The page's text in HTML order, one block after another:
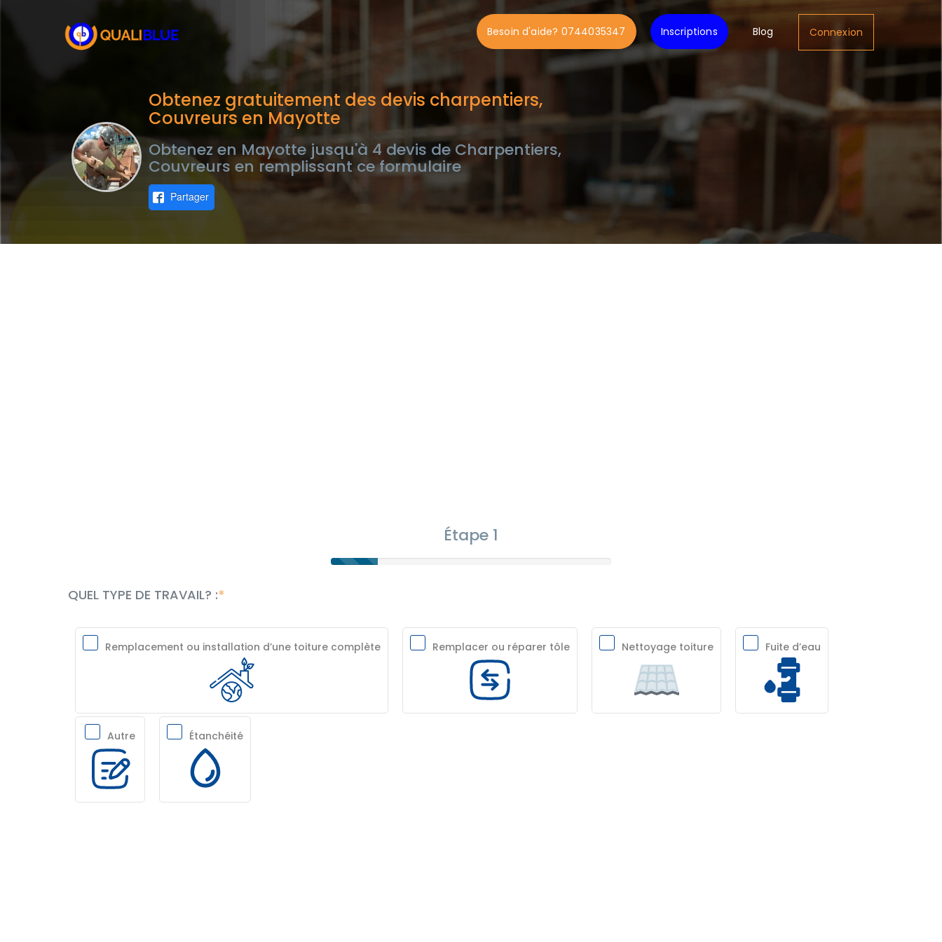
Besoin d'aide? 0744035347 Inscriptions Blog Connexion
Obtenez gratuitement des devis charpentiers,
Couvreurs en Mayotte
Obtenez en Mayotte jusqu'à 4 devis de Charpentiers,
Couvreurs en remplissant ce formulaire
Partager
Étape 1
QUEL TYPE DE TRAVAIL? :
Remplacement ou installation d’une toiture complète Remplacer ou réparer tôle Nettoyage toiture Fuite d’eau
Autre Étanchéité